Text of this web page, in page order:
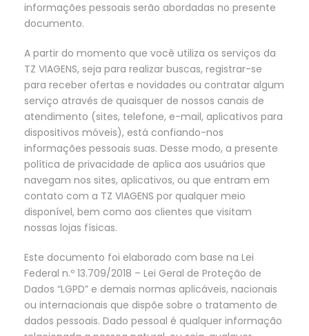
informações pessoais serão abordadas no presente
documento.
A partir do momento que você utiliza os serviços da
TZ VIAGENS, seja para realizar buscas, registrar-se
para receber ofertas e novidades ou contratar algum
serviço através de quaisquer de nossos canais de
atendimento (sites, telefone, e-mail, aplicativos para
dispositivos móveis), está confiando-nos
informações pessoais suas. Desse modo, a presente
política de privacidade de aplica aos usuários que
navegam nos sites, aplicativos, ou que entram em
contato com a TZ VIAGENS por qualquer meio
disponível, bem como aos clientes que visitam
nossas lojas físicas.
Este documento foi elaborado com base na Lei
Federal n.º 13.709/2018 – Lei Geral de Proteção de
Dados “LGPD” e demais normas aplicáveis, nacionais
ou internacionais que dispõe sobre o tratamento de
dados pessoais. Dado pessoal é qualquer informação